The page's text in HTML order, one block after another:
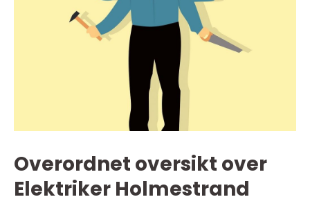
Overordnet oversikt over
Elektriker Holmestrand